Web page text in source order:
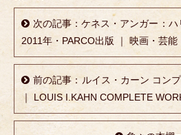
次の記事：ケネス・アンガー：
2011年・PARCO出版 ｜ 映画・芸能
前の記事：ルイス・カーン コン
｜ LOUIS I.KAHN COMPLETE